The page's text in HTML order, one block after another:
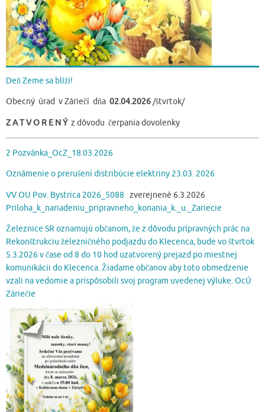
Deň Zeme sa blíži!
Obecný úrad v Záriečí dňa 02.04.2026/štvrtok/
Z A T V O R E N Ý z dôvodu čerpania dovolenky
2 Pozvánka_OcZ_18.03.2026
Oznámenie o prerušení distribúcie elektriny 23.03. 2026
VV OU Pov. Bystrica 2026_5088 zverejnené 6.3.2026
Priloha_k_nariadeniu_pripravneho_konania_k._u._Zariecie
Železnice SR oznamujú občanom, že z dôvodu prípravných prác na
Rekonštrukciu železničného podjazdu do Klecenca, bude vo štvrtok
5.3.2026 v čase od 8 do 10 hod uzatvorený prejazd po miestnej
komunikácii do Klecenca. Žiadame občanov aby toto obmedzenie
vzali na vedomie a prispôsobili svoj program uvedenej výluke. OcÚ
Záriečie